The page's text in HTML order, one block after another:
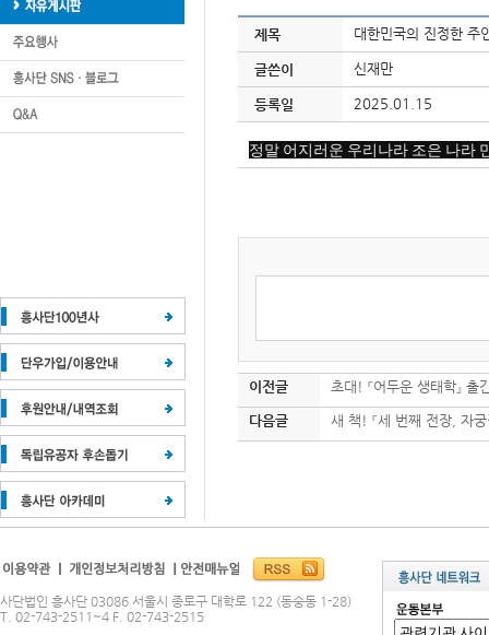
제목 대한민국의 진정한 주
글쓴이 신재만
등록일 2025.01.15
정말 어지러운 우리나라 조은 나
이전글 초대! 『어두운 생태학』
다음글 새 책! 『세 번째 전장, 자
사단법인 흥사단 03086 서울시 종로구 대학로 122 (동숭동 1-28)
T. 02-743-2511~4 F. 02-743-2515